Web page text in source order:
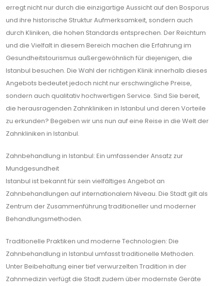
erregt nicht nur durch die einzigartige Aussicht auf den Bosporus
und ihre historische Struktur Aufmerksamkeit, sondern auch
durch Kliniken, die hohen Standards entsprechen. Der Reichtum
und die Vielfalt in diesem Bereich machen die Erfahrung im
Gesundheitstourismus außergewöhnlich für diejenigen, die
Istanbul besuchen. Die Wahl der richtigen Klinik innerhalb dieses
Angebots bedeutet jedoch nicht nur erschwingliche Preise,
sondern auch qualitativ hochwertigen Service. Sind Sie bereit,
die herausragenden Zahnkliniken in Istanbul und deren Vorteile
zu erkunden? Begeben wir uns nun auf eine Reise in die Welt der
Zahnkliniken in Istanbul.
Zahnbehandlung in Istanbul: Ein umfassender Ansatz zur
Mundgesundheit
Istanbul ist bekannt für sein vielfältiges Angebot an
Zahnbehandlungen auf internationalem Niveau. Die Stadt gilt als
Zentrum der Zusammenführung traditioneller und moderner
Behandlungsmethoden.
Traditionelle Praktiken und moderne Technologien: Die
Zahnbehandlung in Istanbul umfasst traditionelle Methoden.
Unter Beibehaltung einer tief verwurzelten Tradition in der
Zahnmedizin verfügt die Stadt zudem über modernste Geräte